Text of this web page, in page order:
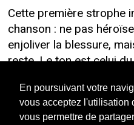
En poursuivant votre
vous acceptez l'utilisation
vous permettre de
Cette première strophe
chanson : ne pas
enjoliver la blessure,
reste. Le ton est celui
ou du frère d’armes :
prouver, mais tout à